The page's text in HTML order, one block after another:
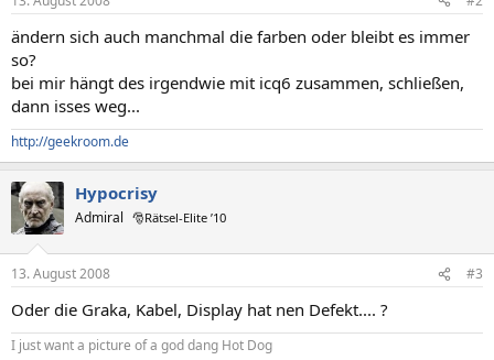
ändern sich auch manchmal die farben oder bleibt es immer
so?
bei mir hängt des irgendwie mit icq6 zusammen, schließen,
dann isses weg...
http://geekroom.de
Hypocrisy
Admiral 🎅Rätsel-Elite ’10
13. August 2008 #3
Oder die Graka, Kabel, Display hat nen Defekt.... ?
I just want a picture of a god dang Hot Dog